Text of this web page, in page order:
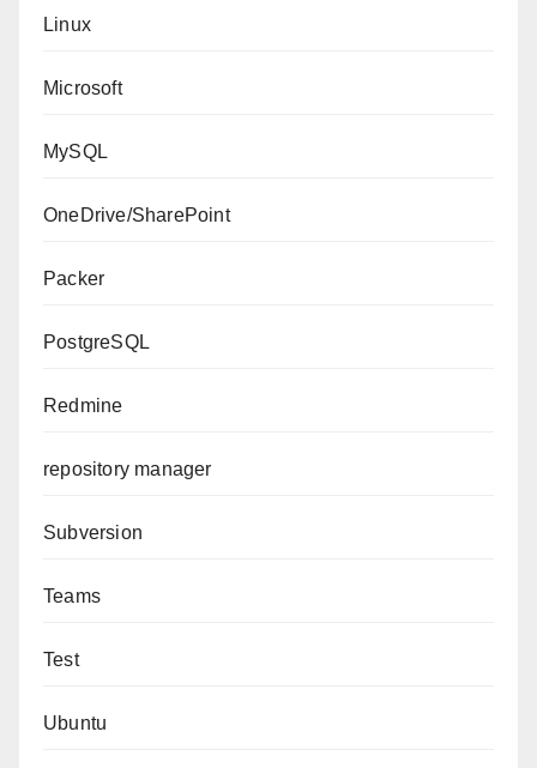
Linux
Microsoft
MySQL
OneDrive/SharePoint
Packer
PostgreSQL
Redmine
repository manager
Subversion
Teams
Test
Ubuntu